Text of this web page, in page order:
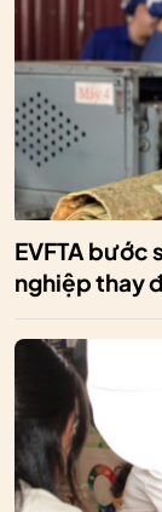
EVFTA bước
nghiệp thay